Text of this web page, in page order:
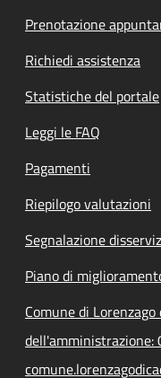
Prenotazione
Richiedi assistenza
Statistiche del portale
Leggi le FAQ
Pagamenti
Riepilogo valutazioni
Segnalazione
Piano di
Comune di
dell'amministrazione: